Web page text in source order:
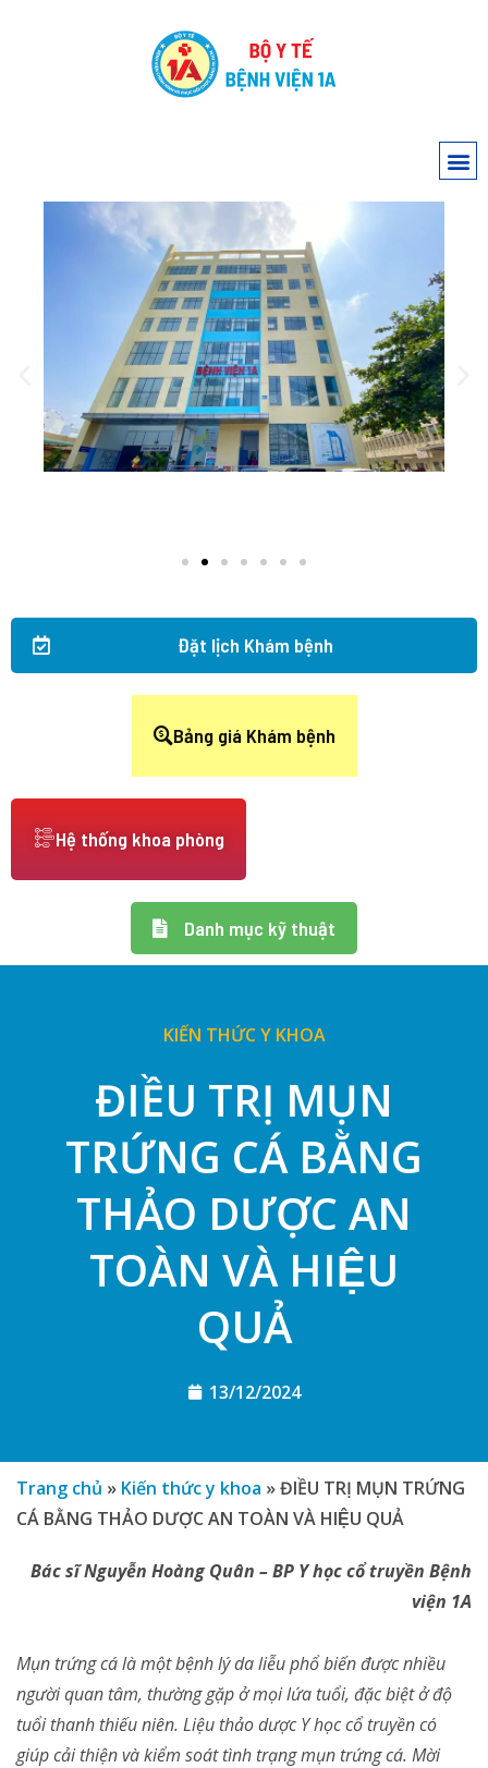
Đặt lịch Khám bệnh
Bảng giá Khám bệnh
Hệ thống khoa phòng
Danh mục kỹ thuật
KIẾN THỨC Y KHOA
ĐIỀU TRỊ MỤN
TRỨNG CÁ BẰNG
THẢO DƯỢC AN
TOÀN VÀ HIỆU
QUẢ
13/12/2024
Trang chủ » Kiến thức y khoa »ĐIỀU TRỊ MỤN TRỨNG
CÁ BẰNG THẢO DƯỢC AN TOÀN VÀ HIỆU QUẢ
Bác sĩ Nguyễn Hoàng Quân – BP Y học cổ truyền Bệnh
viện 1A
Mụn trứng cá là một bệnh lý da liễu phổ biến được nhiều
người quan tâm, thường gặp ở mọi lứa tuổi, đặc biệt ở độ
tuổi thanh thiếu niên. Liệu thảo dược Y học cổ truyền có
giúp cải thiện và kiểm soát tình trạng mụn trứng cá. Mời